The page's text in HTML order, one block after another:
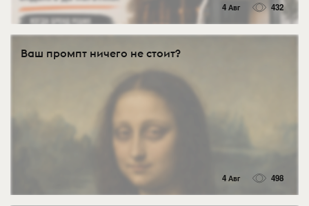
4 Авг 432
Ваш промпт ничего не стоит?
4 Авг 498